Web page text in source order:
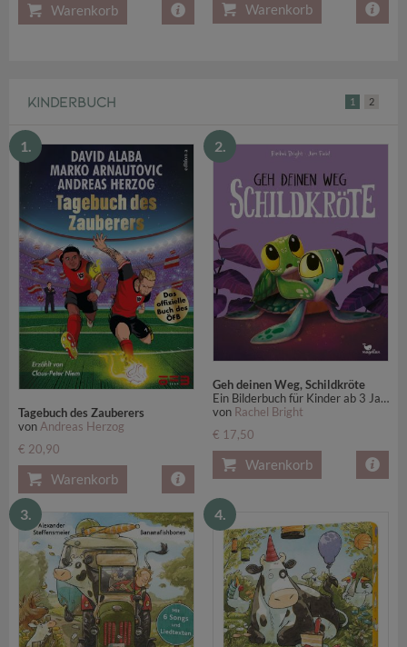
Warenkorb Warenkorb
KINDERBUCH 1 2
1.
Tagebuch des Zauberers
von Andreas Herzog
€ 20,90
Warenkorb
2.
Geh deinen Weg, Schildkröte
Ein Bilderbuch für Kinder ab 3 Jahren über Mut und Zusammenhalt
von Rachel Bright
€ 17,50
Warenkorb
3. 4.